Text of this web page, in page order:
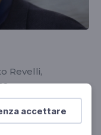
accettare
Revelli,